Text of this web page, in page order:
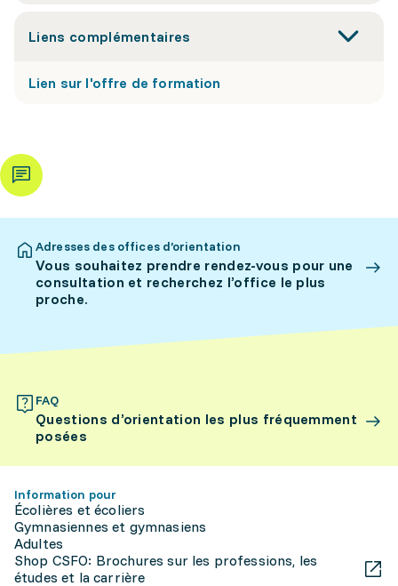
Liens complémentaires
Lien sur l'offre de formation
Adresses des offices d’orientation
Vous souhaitez prendre rendez-vous pour une
consultation et recherchez l’office le plus
proche.
FAQ
Questions d’orientation les plus fréquemment
posées
Information pour
Écolières et écoliers
Gymnasiennes et gymnasiens
Adultes
Shop CSFO: Brochures sur les professions, les
études et la carrière